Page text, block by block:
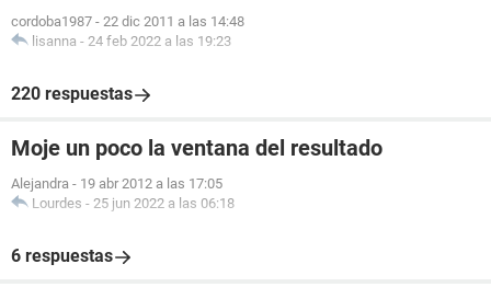
cordoba1987 - 22 dic 2011 a las 14:48
lisanna - 24 feb 2022 a las 19:23
220 respuestas
Moje un poco la ventana del resultado
Alejandra - 19 abr 2012 a las 17:05
Lourdes - 25 jun 2022 a las 06:18
6 respuestas